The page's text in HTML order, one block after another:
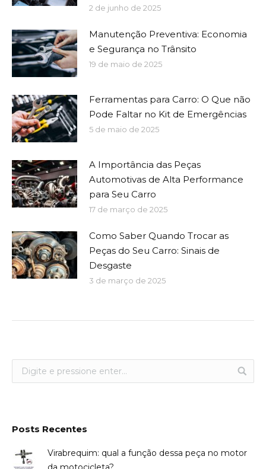
2 de junho de 2025
Manutenção Preventiva: Economia
e Segurança no Trânsito
19 de maio de 2025
Ferramentas para Carro: O Que não
Pode Faltar no Kit de Emergências
5 de maio de 2025
A Importância das Peças
Automotivas de Alta Performance
para Seu Carro
17 de março de 2025
Como Saber Quando Trocar as
Peças do Seu Carro: Sinais de
Desgaste
3 de março de 2025
Posts Recentes
Virabrequim: qual a função dessa peça no motor